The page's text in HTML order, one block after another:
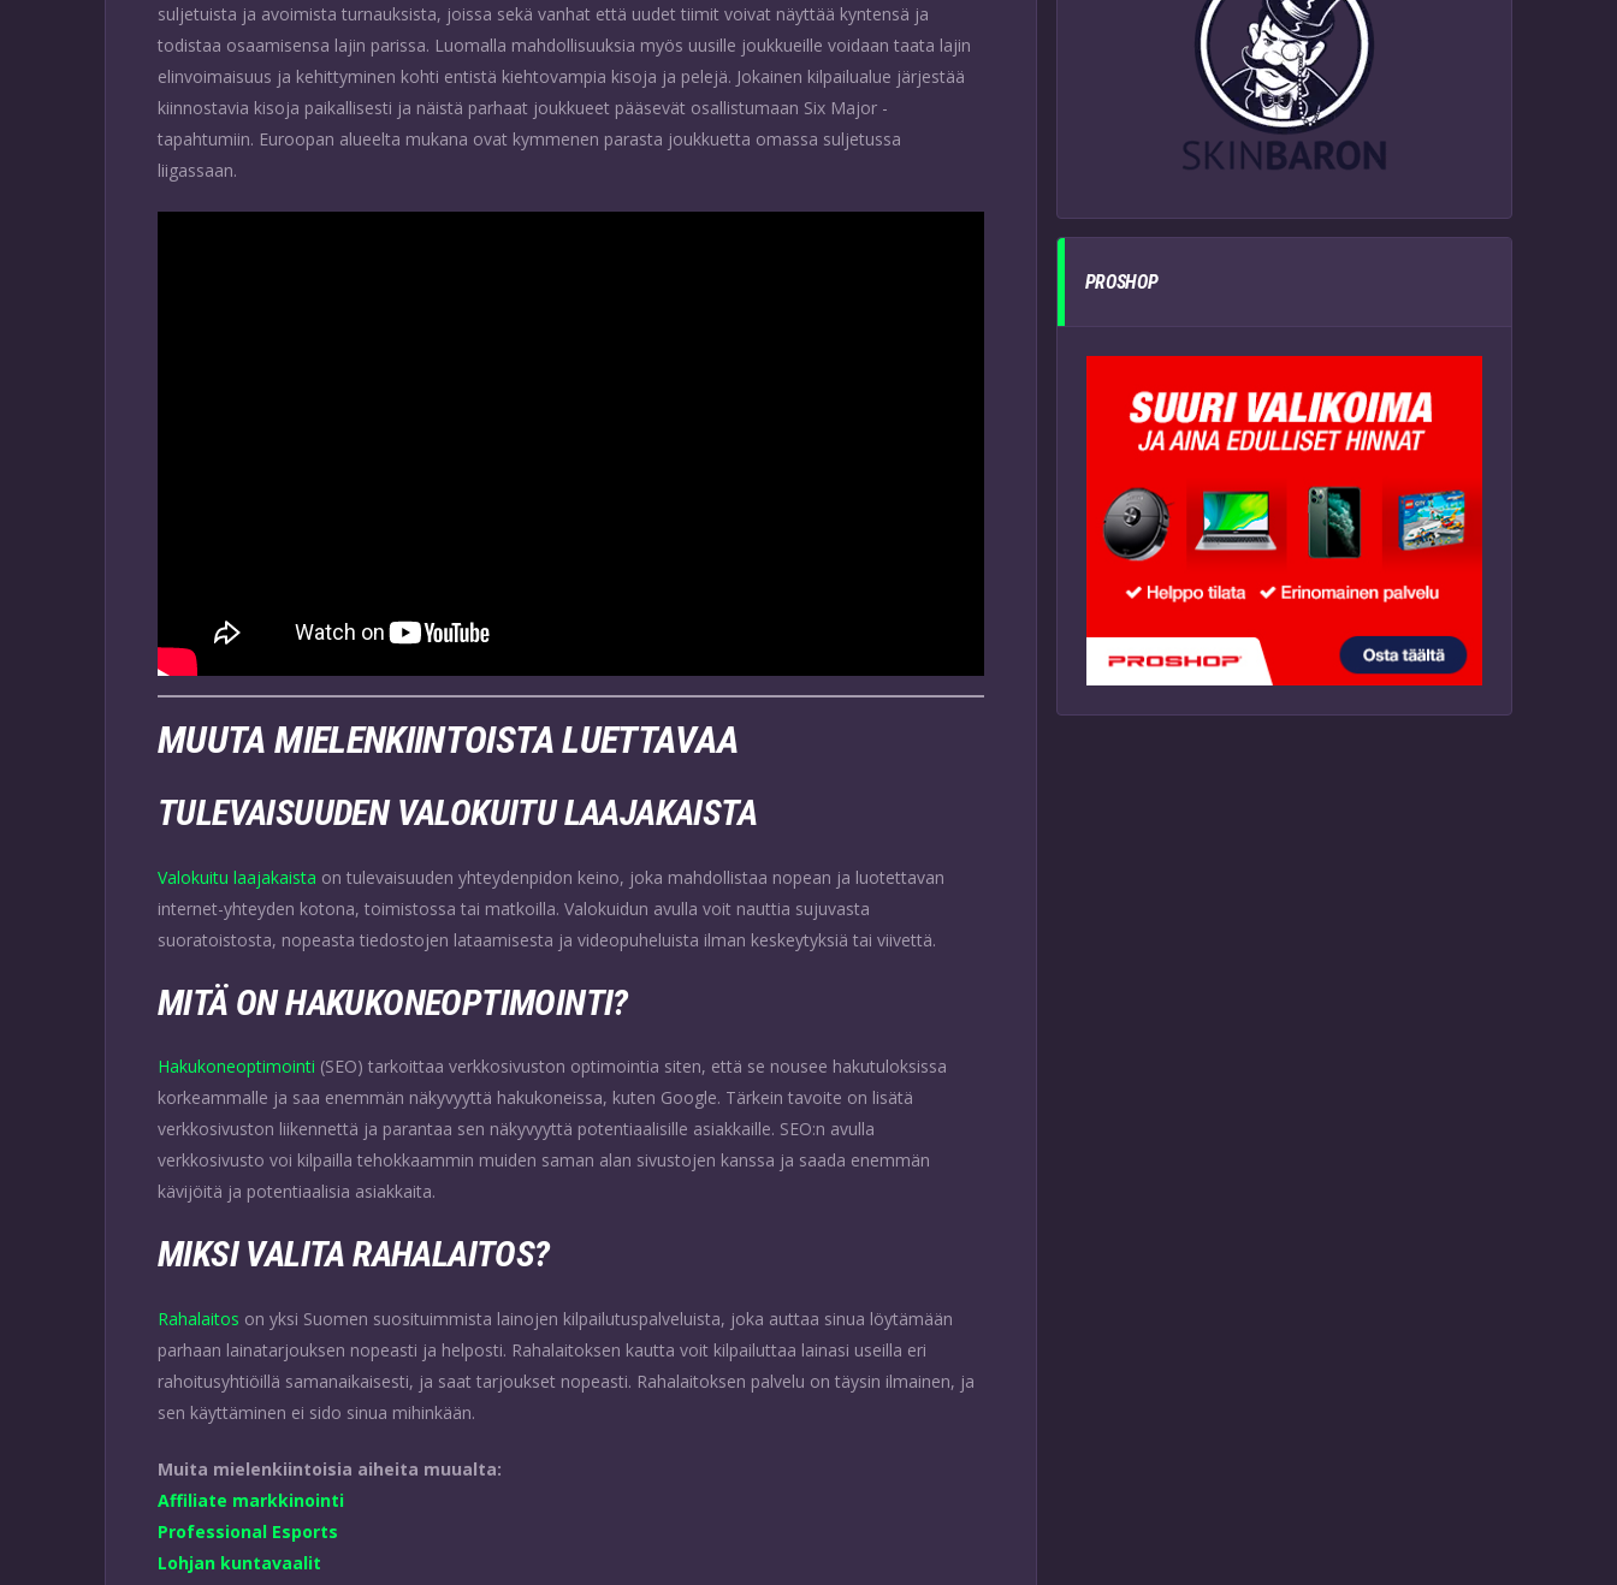
suljetuista ja avoimista turnauksista, joissa sekä vanhat että uudet tiimit voivat näyttää kyntensä ja
todistaa osaamisensa lajin parissa. Luomalla mahdollisuuksia myös uusille joukkueille voidaan taata lajin
elinvoimaisuus ja kehittyminen kohti entistä kiehtovampia kisoja ja pelejä. Jokainen kilpailualue järjestää
kiinnostavia kisoja paikallisesti ja näistä parhaat joukkueet pääsevät osallistumaan Six Major -
tapahtumiin. Euroopan alueelta mukana ovat kymmenen parasta joukkuetta omassa suljetussa
liigassaan.
MUUTA MIELENKIINTOISTA LUETTAVAA
TULEVAISUUDEN VALOKUITU LAAJAKAISTA
Valokuitu laajakaista on tulevaisuuden yhteydenpidon keino, joka mahdollistaa nopean ja luotettavan
internet-yhteyden kotona, toimistossa tai matkoilla. Valokuidun avulla voit nauttia sujuvasta
suoratoistosta, nopeasta tiedostojen lataamisesta ja videopuheluista ilman keskeytyksiä tai viivettä.
MITÄ ON HAKUKONEOPTIMOINTI?
Hakukoneoptimointi (SEO) tarkoittaa verkkosivuston optimointia siten, että se nousee hakutuloksissa
korkeammalle ja saa enemmän näkyvyyttä hakukoneissa, kuten Google. Tärkein tavoite on lisätä
verkkosivuston liikennettä ja parantaa sen näkyvyyttä potentiaalisille asiakkaille. SEO:n avulla
verkkosivusto voi kilpailla tehokkaammin muiden saman alan sivustojen kanssa ja saada enemmän
kävijöitä ja potentiaalisia asiakkaita.
MIKSI VALITA RAHALAITOS?
Rahalaitos on yksi Suomen suosituimmista lainojen kilpailutuspalveluista, joka auttaa sinua löytämään
parhaan lainatarjouksen nopeasti ja helposti. Rahalaitoksen kautta voit kilpailuttaa lainasi useilla eri
rahoitusyhtiöillä samanaikaisesti, ja saat tarjoukset nopeasti. Rahalaitoksen palvelu on täysin ilmainen, ja
sen käyttäminen ei sido sinua mihinkään.
Muita mielenkiintoisia aiheita muualta:
Affiliate markkinointi
Professional Esports
Lohjan kuntavaalit
PROSHOP